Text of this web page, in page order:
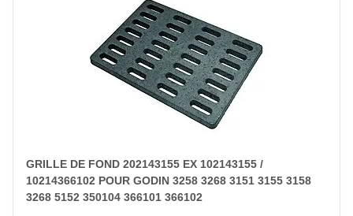
GRILLE DE FOND 202143155 EX 102143155 /
10214366102 POUR GODIN 3258 3268 3151 3155 3158
3268 5152 350104 366101 366102